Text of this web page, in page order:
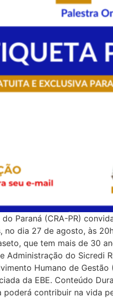
Paraná (CRA-PR)
no dia 27 de agosto, às
que tem mais de 30
Administração do Sicredi
Humano de
da EBE. Conteúdo
contribuir na vida